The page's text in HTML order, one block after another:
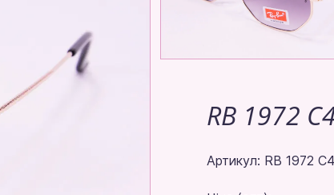
RB 1972
Артикул: RB 1972 C4